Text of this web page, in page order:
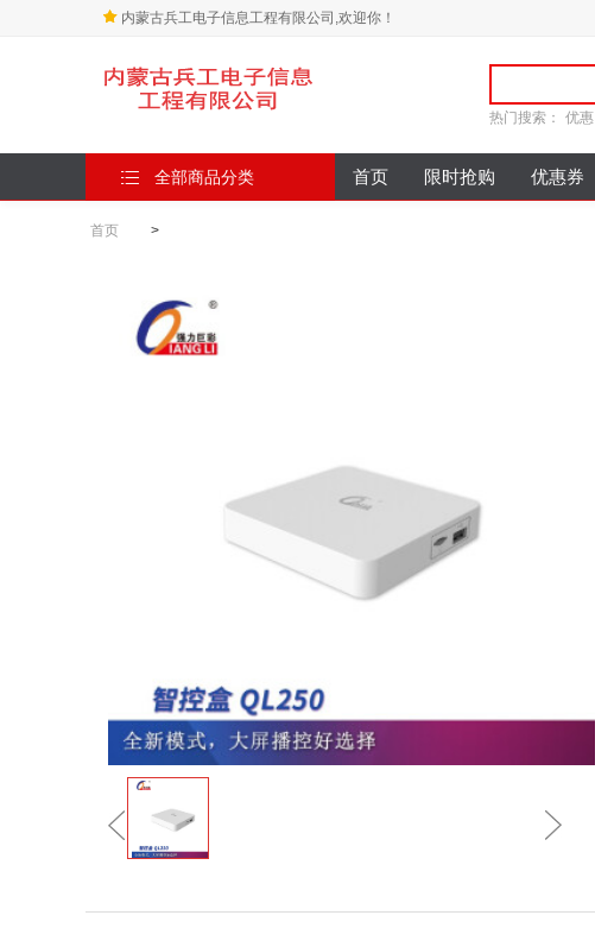
内蒙古兵工电子信息工程有限公司,欢迎你！
热门搜索： 优惠
全部商品分类 首页 限时抢购 优惠券
首页 >